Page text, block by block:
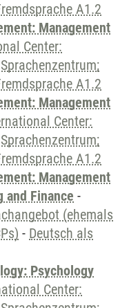
A1.2
Management
Center:
A1.2
Management
Center:
A1.2
Management
and Finance -
(ehemals
- Deutsch als
Psychology
Center: